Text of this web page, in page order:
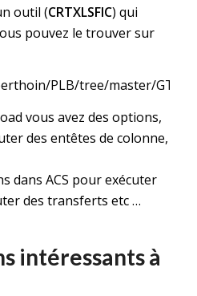
outil (CRTXLSFIC) qui
pouvez le trouver sur
PLB/tree/master/
vous avez des options,
des entêtes de colonne,
dans ACS pour exécuter
des transferts etc …
intéressants à